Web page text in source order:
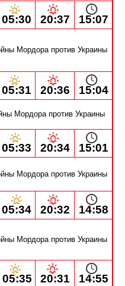
05:30 20:37 15:07
Мордора против Украины
05:31 20:36 15:04
Мордора против Украины
05:33 20:34 15:01
Мордора против Украины
05:34 20:32 14:58
Мордора против Украины
05:35 20:31 14:55